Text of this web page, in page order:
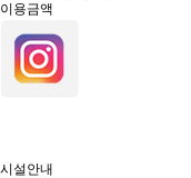
이용금액
시설안내